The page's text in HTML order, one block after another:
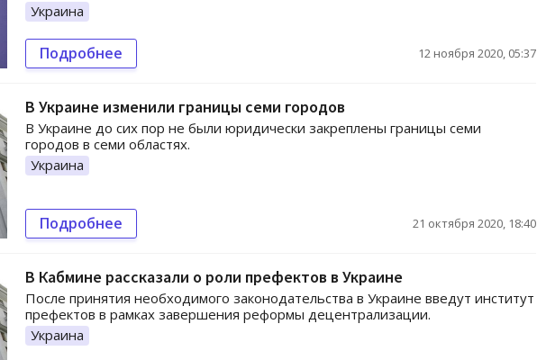
Украина
Подробнее 12 ноября 2020, 05:37
В Украине изменили границы семи городов
В Украине до сих пор не были юридически закреплены границы семи
городов в семи областях.
Украина
Подробнее 21 октября 2020, 18:40
В Кабмине рассказали о роли префектов в Украине
После принятия необходимого законодательства в Украине введут институт
префектов в рамках завершения реформы децентрализации.
Украина